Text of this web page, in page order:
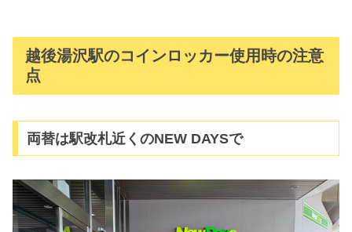
越後湯沢駅のコインロッカー使用時の注意
点
両替は駅改札近くのNEW DAYSで